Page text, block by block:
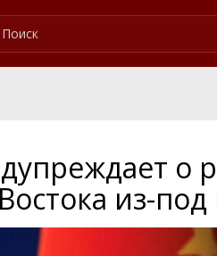
о
из-под